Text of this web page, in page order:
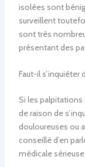
isolées sont
surveillent
sont très
présentant des
Faut-il s’inquiéter
Si les palpitations
de raison de
douloureuses ou
conseillé d’en
médicale sérieuse.